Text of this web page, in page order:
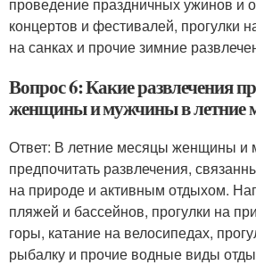
концертов и фестивалей, прогулки
на санках и прочие зимние
Вопрос 6: Какие развлечения
женщины и мужчины в летние
Ответ: В летние месяцы женщины и
предпочитать развлечения,
на природе и активным отдыхом.
пляжей и бассейнов, прогулки на
горы, катание на велосипедах,
рыбалку и прочие водные виды